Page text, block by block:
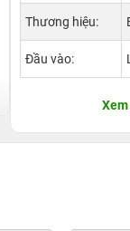
Thương hiệu:
Đầu vào: